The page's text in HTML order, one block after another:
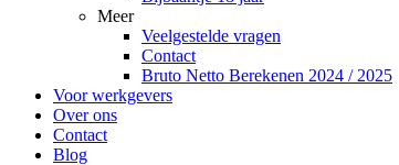
Meer
Veelgestelde vragen
Contact
Bruto Netto Berekenen 2024 / 2025
Voor werkgevers
Over ons
Contact
Blog